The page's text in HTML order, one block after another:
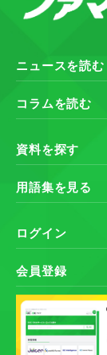
ニュースを読む
コラムを読む
資料を探す
用語集を見る
ログイン
会員登録